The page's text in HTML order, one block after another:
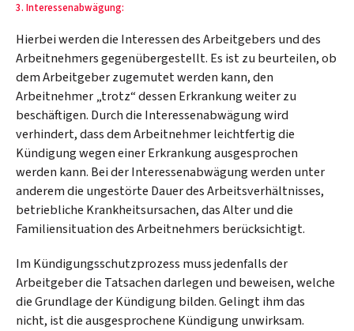
3. Interessenabwägung:
Hierbei werden die Interessen des Arbeitgebers und des
Arbeitnehmers gegenübergestellt. Es ist zu beurteilen, ob
dem Arbeitgeber zugemutet werden kann, den
Arbeitnehmer „trotz“ dessen Erkrankung weiter zu
beschäftigen. Durch die Interessenabwägung wird
verhindert, dass dem Arbeitnehmer leichtfertig die
Kündigung wegen einer Erkrankung ausgesprochen
werden kann. Bei der Interessenabwägung werden unter
anderem die ungestörte Dauer des Arbeitsverhältnisses,
betriebliche Krankheitsursachen, das Alter und die
Familiensituation des Arbeitnehmers berücksichtigt.
Im Kündigungsschutzprozess muss jedenfalls der
Arbeitgeber die Tatsachen darlegen und beweisen, welche
die Grundlage der Kündigung bilden. Gelingt ihm das
nicht, ist die ausgesprochene Kündigung unwirksam.